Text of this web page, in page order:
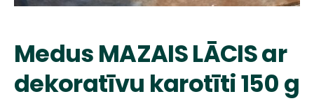
Medus MAZAIS LĀCIS ar
dekoratīvu karotīti 150 g